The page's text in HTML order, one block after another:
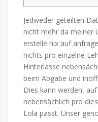
Jedweder geteilten
nicht mehr da meiner
erstelle nix auf
nichts pro einzelne
Hinterlasse
beim Abgabe und
Dies kann werden,
nebensächlich pro
Lola passt. Unser